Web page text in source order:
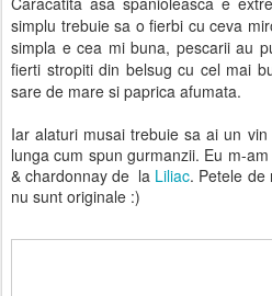
simplu trebuie sa o fierbi cu ceva
simpla e cea mi buna, pescarii au
fierti stropiti din belsug cu cel mai
sare de mare si paprica afumata.
Iar alaturi musai trebuie sa ai un
lunga cum spun gurmanzii. Eu m-
& chardonnay de la Liliac. Petele de
nu sunt originale :)